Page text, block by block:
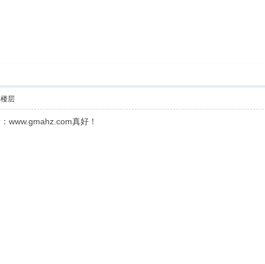
层
www.gmahz.com真好！